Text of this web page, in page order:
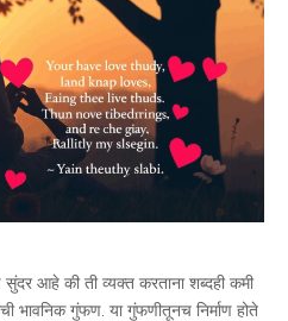
सुंदर आहे की ती व्यक्त करताना शब्दही कमी
भावनिक गुंफण. या गुंफणीतूनच निर्माण होते